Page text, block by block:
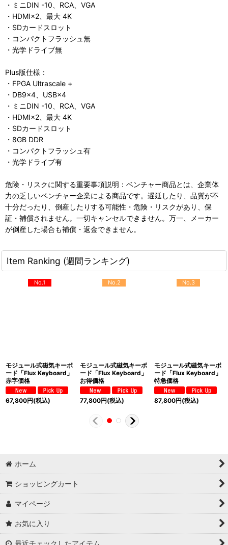
・ミニDIN -10、RCA、VGA
・HDMI×2、最大 4K
・SDカードスロット
・コンパクトフラッシュ無
・光学ドライブ無
Plus版仕様：
・FPGA Ultrascale +
・DB9×4、USB×4
・ミニDIN -10、RCA、VGA
・HDMI×2、最大 4K
・SDカードスロット
・8GB DDR
・コンパクトフラッシュ有
・光学ドライブ有
危険・リスクに関する重要事項説明：ベンチャー商品とは、企業体
力の乏しいベンチャー企業による商品です。遅延したり、品質が不
十分だったり、倒産したりする可能性・危険・リスクがあり、保
証・補償されません。一切キャンセルできません。万一、メーカー
が倒産した場合も補償・返金できません。
Item Ranking (週間ランキング)
No.1
モジュール式磁気キーボ
ード「Flux Keyboard」
赤字価格
67,800円(税込)
No.2
モジュール式磁気キーボ
ード「Flux Keyboard」
お得価格
77,800円(税込)
No.3
モジュール式磁気キーボ
ード「Flux Keyboard」
特急価格
87,800円(税込)
ホーム
ショッピングカート
マイページ
お気に入り
最近チェックしたアイテム